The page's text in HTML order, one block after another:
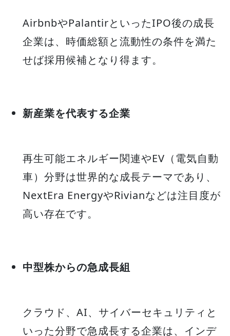
AirbnbやPalantirといったIPO後の成長
企業は、時価総額と流動性の条件を満た
せば採用候補となり得ます。
新産業を代表する企業
再生可能エネルギー関連やEV（電気自動
車）分野は世界的な成長テーマであり、
NextEra EnergyやRivianなどは注目度が
高い存在です。
中型株からの急成長組
クラウド、AI、サイバーセキュリティと
いった分野で急成長する企業は、インデ